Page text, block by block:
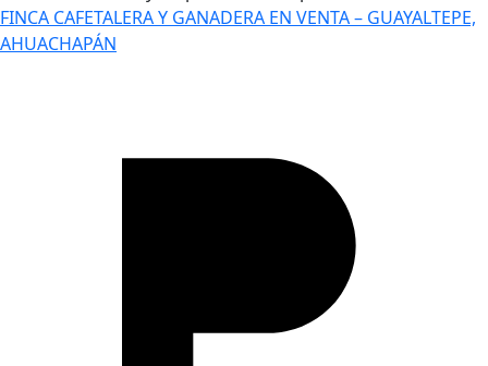
FINCA CAFETALERA Y GANADERA EN VENTA – GUAYALTEPE,
AHUACHAPÁN